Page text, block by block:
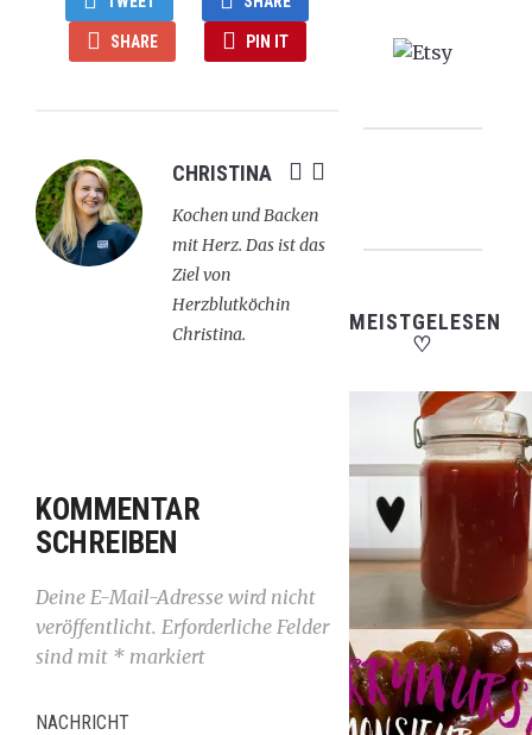
SHARE PIN IT
CHRISTINA
Kochen und Backen
mit Herz. Das ist das
Ziel von
Herzblutköchin
Christina.
KOMMENTAR
SCHREIBEN
Deine E-Mail-Adresse wird nicht
veröffentlicht. Erforderliche Felder
sind mit * markiert
NACHRICHT
MEISTGELESEN
♡